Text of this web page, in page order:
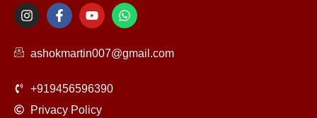
I
n
a
m
F
a
b
o
k
-
Y
o
t
u
e
W
h
s
ashokmartin007@gmail.com
+919456596390
Privacy Policy